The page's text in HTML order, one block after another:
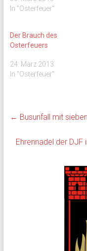
In "Osterfeuer"
Der Brauch des
Osterfeuers
24. März 2013
In "Osterfeuer"
← Busunfall mit
Ehrennadel der